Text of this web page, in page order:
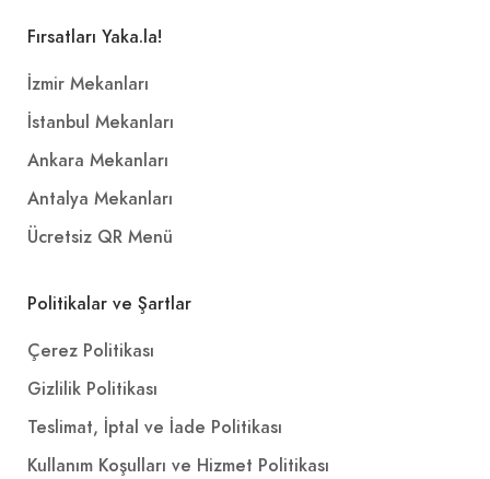
Fırsatları Yaka.la!
İzmir Mekanları
İstanbul Mekanları
Ankara Mekanları
Antalya Mekanları
Ücretsiz QR Menü
Politikalar ve Şartlar
Çerez Politikası
Gizlilik Politikası
Teslimat, İptal ve İade Politikası
Kullanım Koşulları ve Hizmet Politikası